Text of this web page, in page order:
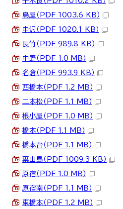
鳥屋（PDF 1003.6 KB）
中沢（PDF 1020.1 KB）
長竹（PDF 989.8 KB）
中野（PDF 1.0 MB）
名倉（PDF 993.9 KB）
西橋本（PDF 1.2 MB）
二本松（PDF 1.1 MB）
根小屋（PDF 1.0 MB）
橋本（PDF 1.1 MB）
橋本台（PDF 1.1 MB）
葉山島（PDF 1009.3 KB）
原宿（PDF 1.0 MB）
原宿南（PDF 1.1 MB）
東橋本（PDF 1.2 MB）